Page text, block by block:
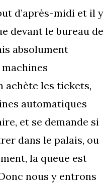
d’après-midi et il y
devant le bureau de
absolument
machines
achète les tickets,
automatiques
et se demande si
dans le palais, ou
la queue est
nous y entrons